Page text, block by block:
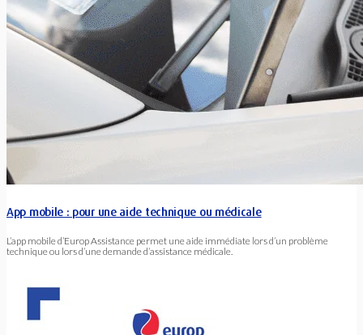
App mobile : pour une aide technique ou médicale
L’app mobile d’Europ Assistance permet une aide immédiate lors d’un problème
technique ou lors d’une demande d’assistance médicale.